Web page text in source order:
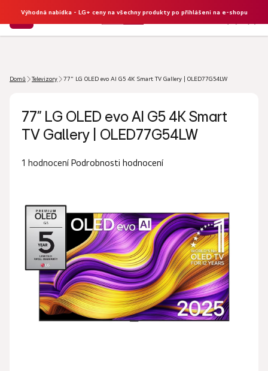
Výhodná nabídka - LG+ ceny na všechny produkty po přihlášení na e-shopu
Hledat
Domů Televizory 77" LG OLED evo AI G5 4K Smart TV Gallery | OLED77G54LW
77" LG OLED evo AI G5 4K Smart
TV Gallery | OLED77G54LW
Průměrné
je
5,0
hvězdiček.
1 hodnocení Podrobnosti hodnocení